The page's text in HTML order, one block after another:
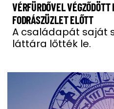
VÉRFÜRDŐVEL
FODRÁSZÜZLET ELŐTT
A családapát saját
láttára lőtték le.